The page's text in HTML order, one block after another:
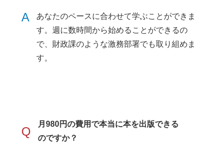
A
あなたのペースに合わせて学ぶことができま
す。週に数時間から始めることができるの
で、財政課のような激務部署でも取り組めま
す。
Q
月980円の費用で本当に本を出版できる
のですか？